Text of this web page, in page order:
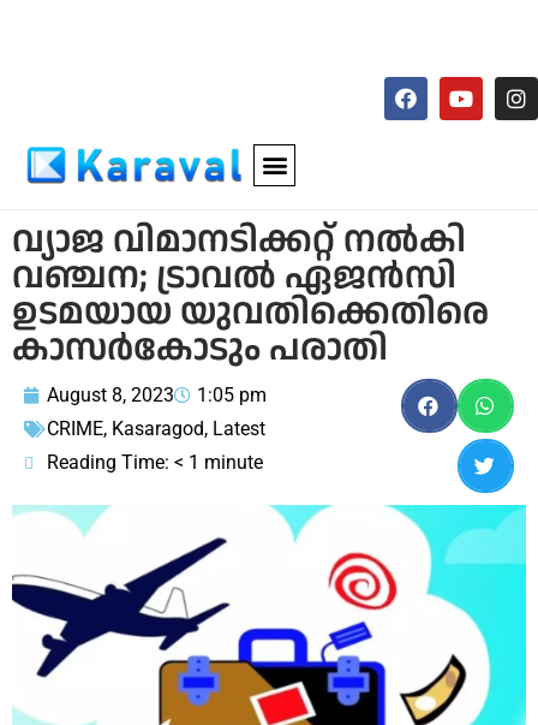
വ്യാജ വിമാനടിക്കറ്റ് നല്‍കി
വഞ്ചന; ട്രാവല്‍ ഏജന്‍സി
ഉടമയായ യുവതിക്കെതിരെ
കാസര്‍കോടും പരാതി
August 8, 2023
1:05 pm
CRIME, Kasaragod, Latest
Reading Time: < 1 minute